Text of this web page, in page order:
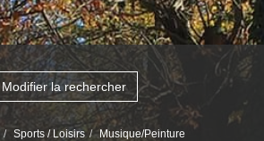
Modifier la rechercher
Sports / Loisirs Musique/Peinture